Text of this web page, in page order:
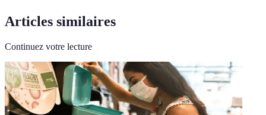
Articles similaires
Continuez votre lecture